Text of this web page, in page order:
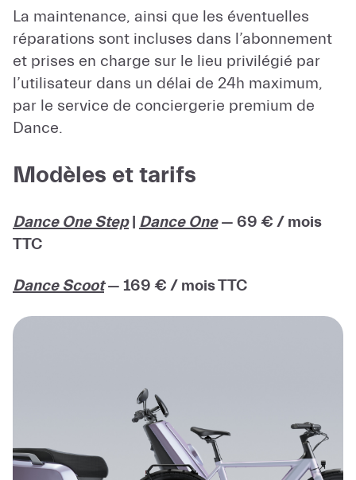
La maintenance, ainsi que les éventuelles
réparations sont incluses dans l’abonnement
et prises en charge sur le lieu privilégié par
l’utilisateur dans un délai de 24h maximum,
par le service de conciergerie premium de
Dance.
Modèles et tarifs
Dance One Step| Dance One— 69 € / mois
TTC
Dance Scoot— 169 € / mois TTC